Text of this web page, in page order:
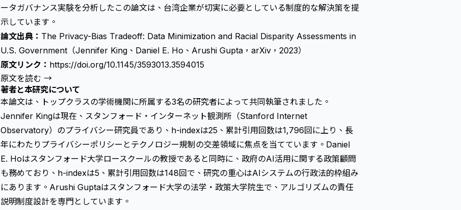
ータガバナンス実験を分析したこの論文は、台湾企業が切実に必要としている制度的な解決策を提
示しています。
論文出典： The Privacy-Bias Tradeoff: Data Minimization and Racial Disparity Assessments in
U.S. Government（Jennifer King、Daniel E. Ho、Arushi Gupta，arXiv，2023）
原文リンク： https://doi.org/10.1145/3593013.3594015
原文を読む →
著者と本研究について
本論文は、トップクラスの学術機関に所属する3名の研究者によって共同執筆されました。
Jennifer Kingは現在、スタンフォード・インターネット観測所（Stanford Internet
Observatory）のプライバシー研究員であり、h-indexは25、累計引用回数は1,796回に上り、長
年にわたりプライバシーポリシーとテクノロジー規制の交差領域に焦点を当てています。Daniel
E. Hoはスタンフォード大学ロースクールの教授であると同時に、政府のAI活用に関する政策顧問
も務めており、h-indexは5、累計引用回数は148回で、研究の重心はAIシステムの行政法的枠組み
にあります。Arushi Guptaはスタンフォード大学の法学・政策大学院生で、アルゴリズムの責任
説明制度設計を専門としています。